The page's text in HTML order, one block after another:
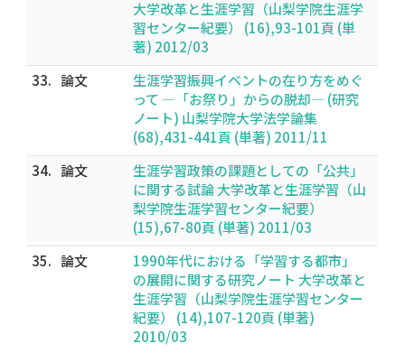
大学改革と生涯学習（山梨学院生涯学
習センター紀要） (16),93-101頁 (単
著) 2012/03
33. 論文
生涯学習振興イベントの在り方をめぐ
って ―「お祭り」からの脱却― (研究
ノート) 山梨学院大学法学論集
(68),431-441頁 (単著) 2011/11
34. 論文
生涯学習政策の課題としての「公共」
に関する試論 大学改革と生涯学習（山
梨学院生涯学習センター紀要）
(15),67-80頁 (単著) 2011/03
35. 論文
1990年代における「学習する都市」
の展開に関する研究ノート 大学改革と
生涯学習（山梨学院生涯学習センター
紀要） (14),107-120頁 (単著)
2010/03